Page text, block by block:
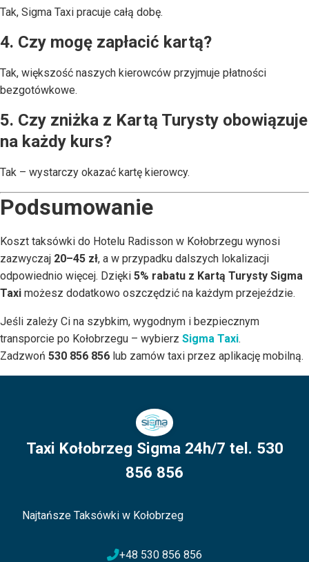
Tak, Sigma Taxi pracuje całą dobę.
4. Czy mogę zapłacić kartą?
Tak, większość naszych kierowców przyjmuje płatności
bezgotówkowe.
5. Czy zniżka z Kartą Turysty obowiązuje
na każdy kurs?
Tak – wystarczy okazać kartę kierowcy.
Podsumowanie
Koszt taksówki do Hotelu Radisson w Kołobrzegu wynosi
zazwyczaj 20–45 zł, a w przypadku dalszych lokalizacji
odpowiednio więcej. Dzięki 5% rabatu z Kartą Turysty Sigma
Taxi możesz dodatkowo oszczędzić na każdym przejeździe.
Jeśli zależy Ci na szybkim, wygodnym i bezpiecznym
transporcie po Kołobrzegu – wybierz Sigma Taxi.
Zadzwoń 530 856 856 lub zamów taxi przez aplikację mobilną.
Taxi Kołobrzeg Sigma 24h/7 tel. 530
856 856
Najtańsze Taksówki w Kołobrzeg
+48 530 856 856